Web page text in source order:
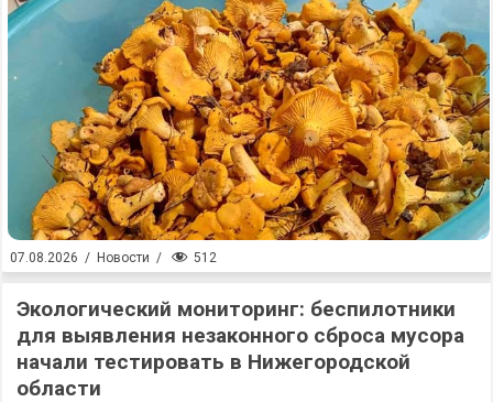
07.08.2026 / Новости / 512
Экологический мониторинг: беспилотники
для выявления незаконного сброса мусора
начали тестировать в Нижегородской
области